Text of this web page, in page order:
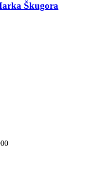
Škugora